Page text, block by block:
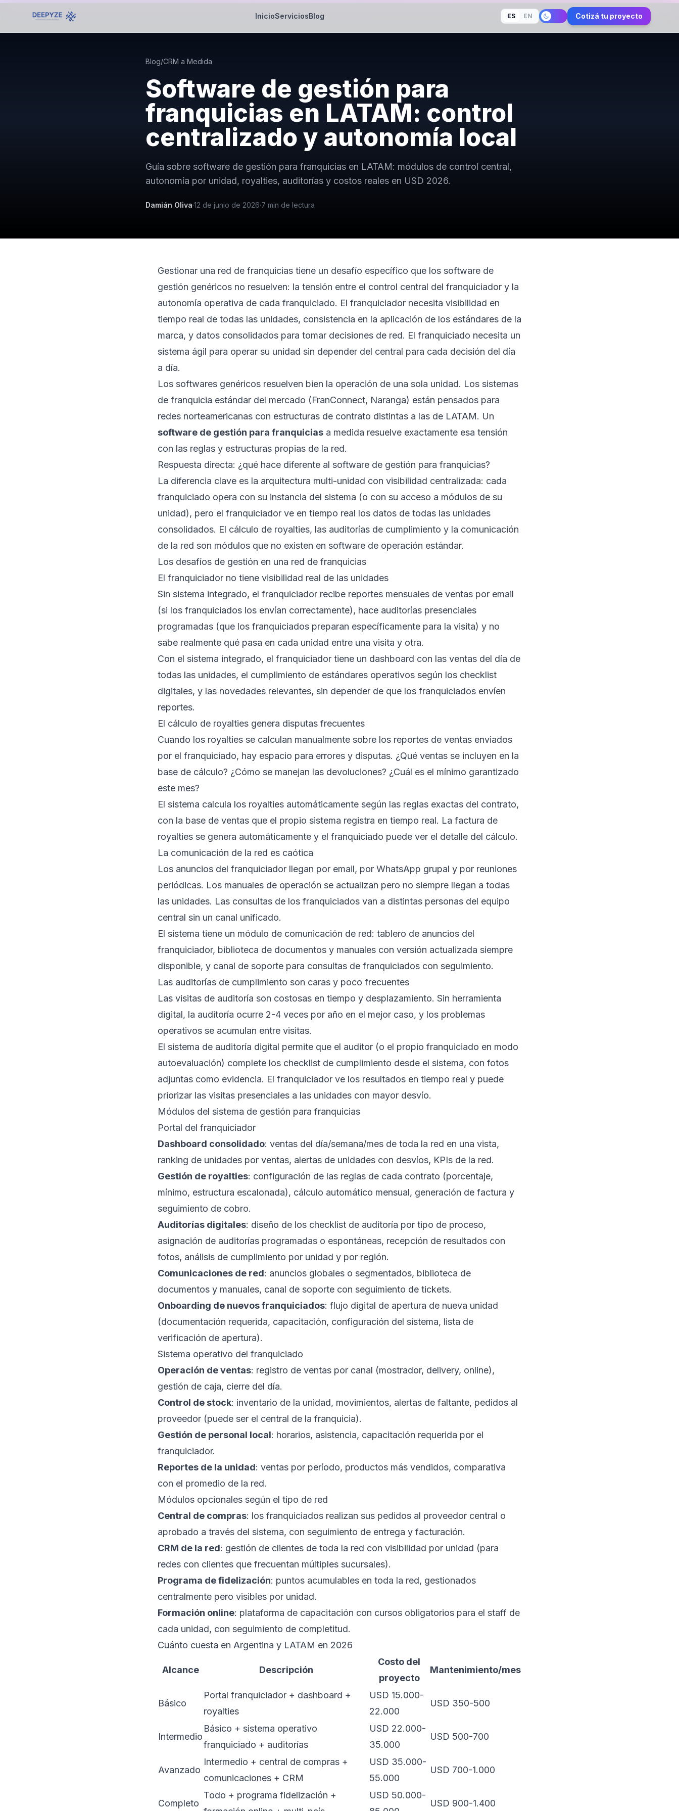
InicioServiciosBlog ES EN Cotizá tu proyecto
Blog/CRM a Medida
Software de gestión para
franquicias en LATAM: control
centralizado y autonomía local
Guía sobre software de gestión para franquicias en LATAM: módulos de control central,
autonomía por unidad, royalties, auditorías y costos reales en USD 2026.
Damián Oliva·12 de junio de 2026·7 min de lectura
Gestionar una red de franquicias tiene un desafío específico que los software de
gestión genéricos no resuelven: la tensión entre el control central del franquiciador y la
autonomía operativa de cada franquiciado. El franquiciador necesita visibilidad en
tiempo real de todas las unidades, consistencia en la aplicación de los estándares de la
marca, y datos consolidados para tomar decisiones de red. El franquiciado necesita un
sistema ágil para operar su unidad sin depender del central para cada decisión del día
a día.
Los softwares genéricos resuelven bien la operación de una sola unidad. Los sistemas
de franquicia estándar del mercado (FranConnect, Naranga) están pensados para
redes norteamericanas con estructuras de contrato distintas a las de LATAM. Un
software de gestión para franquicias a medida resuelve exactamente esa tensión
con las reglas y estructuras propias de la red.
Respuesta directa: ¿qué hace diferente al software de gestión para franquicias?
La diferencia clave es la arquitectura multi-unidad con visibilidad centralizada: cada
franquiciado opera con su instancia del sistema (o con su acceso a módulos de su
unidad), pero el franquiciador ve en tiempo real los datos de todas las unidades
consolidados. El cálculo de royalties, las auditorías de cumplimiento y la comunicación
de la red son módulos que no existen en software de operación estándar.
Los desafíos de gestión en una red de franquicias
El franquiciador no tiene visibilidad real de las unidades
Sin sistema integrado, el franquiciador recibe reportes mensuales de ventas por email
(si los franquiciados los envían correctamente), hace auditorías presenciales
programadas (que los franquiciados preparan específicamente para la visita) y no
sabe realmente qué pasa en cada unidad entre una visita y otra.
Con el sistema integrado, el franquiciador tiene un dashboard con las ventas del día de
todas las unidades, el cumplimiento de estándares operativos según los checklist
digitales, y las novedades relevantes, sin depender de que los franquiciados envíen
reportes.
El cálculo de royalties genera disputas frecuentes
Cuando los royalties se calculan manualmente sobre los reportes de ventas enviados
por el franquiciado, hay espacio para errores y disputas. ¿Qué ventas se incluyen en la
base de cálculo? ¿Cómo se manejan las devoluciones? ¿Cuál es el mínimo garantizado
este mes?
El sistema calcula los royalties automáticamente según las reglas exactas del contrato,
con la base de ventas que el propio sistema registra en tiempo real. La factura de
royalties se genera automáticamente y el franquiciado puede ver el detalle del cálculo.
La comunicación de la red es caótica
Los anuncios del franquiciador llegan por email, por WhatsApp grupal y por reuniones
periódicas. Los manuales de operación se actualizan pero no siempre llegan a todas
las unidades. Las consultas de los franquiciados van a distintas personas del equipo
central sin un canal unificado.
El sistema tiene un módulo de comunicación de red: tablero de anuncios del
franquiciador, biblioteca de documentos y manuales con versión actualizada siempre
disponible, y canal de soporte para consultas de franquiciados con seguimiento.
Las auditorías de cumplimiento son caras y poco frecuentes
Las visitas de auditoría son costosas en tiempo y desplazamiento. Sin herramienta
digital, la auditoría ocurre 2-4 veces por año en el mejor caso, y los problemas
operativos se acumulan entre visitas.
El sistema de auditoría digital permite que el auditor (o el propio franquiciado en modo
autoevaluación) complete los checklist de cumplimiento desde el sistema, con fotos
adjuntas como evidencia. El franquiciador ve los resultados en tiempo real y puede
priorizar las visitas presenciales a las unidades con mayor desvío.
Módulos del sistema de gestión para franquicias
Portal del franquiciador
Dashboard consolidado: ventas del día/semana/mes de toda la red en una vista,
ranking de unidades por ventas, alertas de unidades con desvíos, KPIs de la red.
Gestión de royalties: configuración de las reglas de cada contrato (porcentaje,
mínimo, estructura escalonada), cálculo automático mensual, generación de factura y
seguimiento de cobro.
Auditorías digitales: diseño de los checklist de auditoría por tipo de proceso,
asignación de auditorías programadas o espontáneas, recepción de resultados con
fotos, análisis de cumplimiento por unidad y por región.
Comunicaciones de red: anuncios globales o segmentados, biblioteca de
documentos y manuales, canal de soporte con seguimiento de tickets.
Onboarding de nuevos franquiciados: flujo digital de apertura de nueva unidad
(documentación requerida, capacitación, configuración del sistema, lista de
verificación de apertura).
Sistema operativo del franquiciado
Operación de ventas: registro de ventas por canal (mostrador, delivery, online),
gestión de caja, cierre del día.
Control de stock: inventario de la unidad, movimientos, alertas de faltante, pedidos al
proveedor (puede ser el central de la franquicia).
Gestión de personal local: horarios, asistencia, capacitación requerida por el
franquiciador.
Reportes de la unidad: ventas por período, productos más vendidos, comparativa
con el promedio de la red.
Módulos opcionales según el tipo de red
Central de compras: los franquiciados realizan sus pedidos al proveedor central o
aprobado a través del sistema, con seguimiento de entrega y facturación.
CRM de la red: gestión de clientes de toda la red con visibilidad por unidad (para
redes con clientes que frecuentan múltiples sucursales).
Programa de fidelización: puntos acumulables en toda la red, gestionados
centralmente pero visibles por unidad.
Formación online: plataforma de capacitación con cursos obligatorios para el staff de
cada unidad, con seguimiento de completitud.
Cuánto cuesta en Argentina y LATAM en 2026
Alcance Descripción
Costo del
proyecto
Mantenimiento/mes
Básico
Portal franquiciador + dashboard +
royalties
USD 15.000-
22.000
USD 350-500
Intermedio
Básico + sistema operativo
franquiciado + auditorías
USD 22.000-
35.000
USD 500-700
Avanzado
Intermedio + central de compras +
comunicaciones + CRM
USD 35.000-
55.000
USD 700-1.000
Completo
Todo + programa fidelización +
USD 50.000-
USD 900-1.400